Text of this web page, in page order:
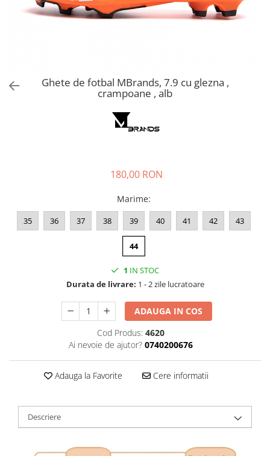
Ghete de fotbal MBrands, 7.9 cu glezna ,
crampoane , alb
180,00 RON
Marime:
35 36 37 38 39 40 41 42 43
44
1 IN STOC
Durata de livrare: 1 - 2 zile lucratoare
ADAUGA IN COS
Cod Produs: 4620
Ai nevoie de ajutor? 0740200676
Adauga la Favorite Cere informatii
Descriere